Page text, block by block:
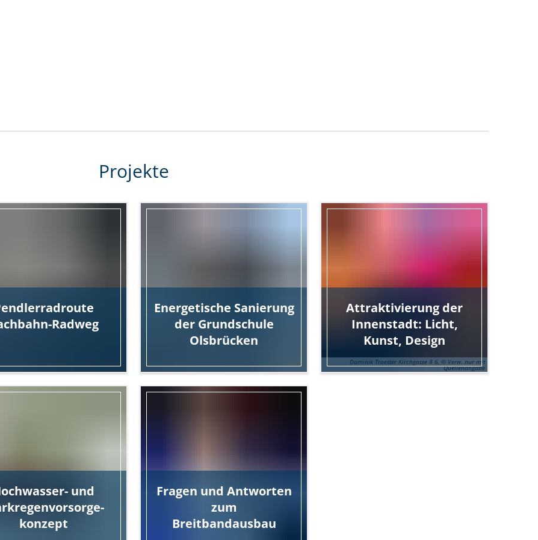
Projekte
Radweg
Energetische Sanierung
der Grundschule
Olsbrücken
Dominik Troester Kirchgasse 8 6, © Verw. nur mit
Quellenangabe
Attraktivierung der
Innenstadt: Licht,
Kunst, Design
und
konzept
Fragen und Antworten
zum
Breitbandausbau